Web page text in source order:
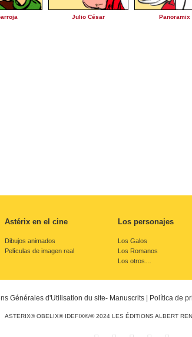
Julio César Panoramix
Astérix en el cine
Dibujos animados
Películas de imagen real
Los personajes
Los Galos
Los Romanos
Los otros…
Générales d'Utilisation du site- Manuscrits Política de
ASTERIX® OBELIX® IDEFIX®/© 2024 LES ÉDITIONS ALBERT